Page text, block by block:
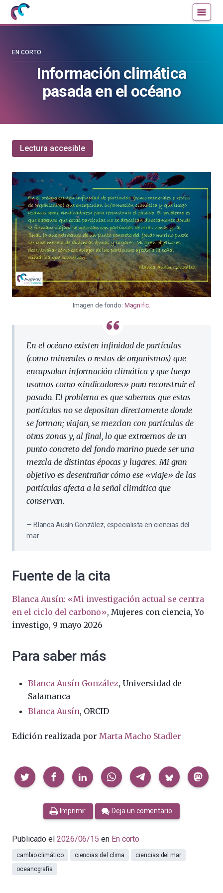
Mujeres
con
la
blog
la
Información climática
pasada en el océano
EN CORTO
Lectura accesible
Imagen de fondo: Magnific.
En el océano existen infinidad de partículas
(como minerales o restos de organismos) que
encapsulan información climática y que luego
usamos como «indicadores» para reconstruir el
pasado. El problema es que sabemos que estas
partículas no se depositan directamente donde
se forman; viajan, se mezclan con partículas de
otras zonas y, al final, lo que extraemos de un
punto concreto del fondo marino puede ser una
mezcla de distintas épocas y lugares. Mi gran
objetivo es desentrañar cómo ese «viaje» de las
partículas afecta a la señal climática que
conservan.
Blanca Ausín González, especialista en ciencias del
mar
Fuente de la cita
Blanca Ausín: «Mi investigación actual se centra
en el ciclo del carbono», Mujeres con ciencia, Yo
investigo, 9 mayo 2026
Para saber más
Blanca Ausín González, Universidad de
Salamanca
Blanca Ausín, ORCID
Edición realizada por Marta Macho Stadler
Compartir
Imprimir Deja un comentario
Publicado el 2026/06/15 en En corto
cambio climático ciencias del clima
ciencias del mar
oceanografía